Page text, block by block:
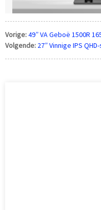
Vorige:49” VA Geboë 1500R
Volgende: 27” Vinnige IPS